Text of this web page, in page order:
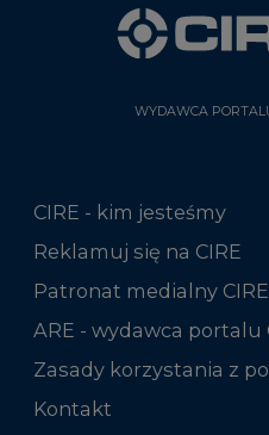
WYDAWCA
CIRE - kim jesteśmy
Reklamuj się na CIRE
Patronat medialny CIRE
ARE - wydawca portalu
Zasady korzystania z
Kontakt